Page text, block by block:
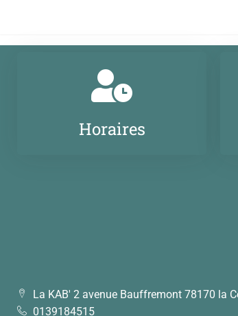
Horaires
La KAB' 2 avenue Bauffremont 78170 la
0139184515